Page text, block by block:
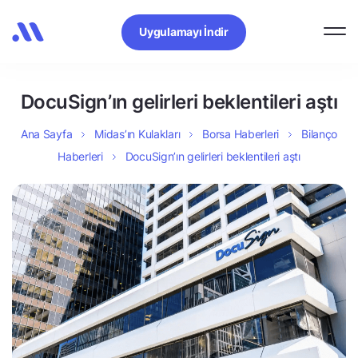
Uygulamayı İndir
DocuSign’ın gelirleri beklentileri aştı
Ana Sayfa Midas’ın Kulakları Borsa Haberleri
Bilanço
Haberleri
DocuSign’ın gelirleri beklentileri aştı